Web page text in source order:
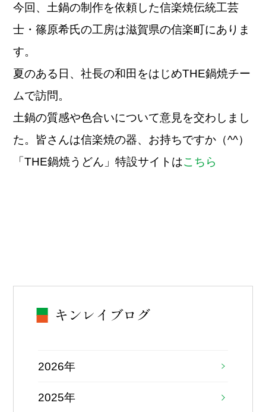
今回、土鍋の制作を依頼した信楽焼伝統工芸
士・篠原希氏の工房は滋賀県の信楽町にありま
す。
夏のある日、社長の和田をはじめTHE鍋焼チー
ムで訪問。
土鍋の質感や色合いについて意見を交わしまし
た。皆さんは信楽焼の器、お持ちですか（^^）
「THE鍋焼うどん」特設サイト はこちら
キンレイブログ
2026年
2025年